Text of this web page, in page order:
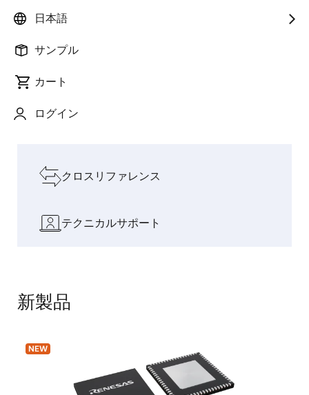
日本語
サンプル
カート
ログイン
ソフトウェアとツール
クロスリファレンス
テクニカルサポート
新製品
NEW